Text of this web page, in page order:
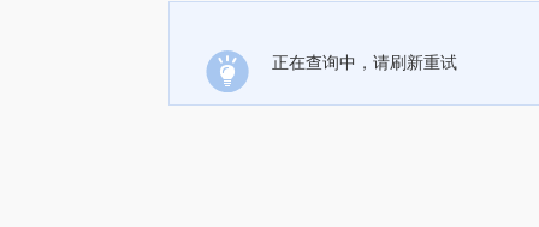
正在查询中，请刷新重试